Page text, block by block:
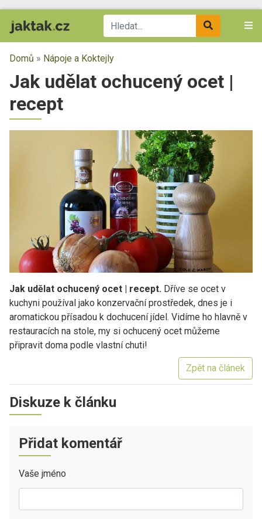
Domů » Nápoje a Koktejly
Jak udělat ochucený ocet |
recept
Jak udělat ochucený ocet | recept. Dříve se ocet v
kuchyni používal jako konzervační prostředek, dnes je i
aromatickou přísadou k dochucení jídel. Vidíme ho hlavně v
restauracích na stole, my si ochucený ocet můžeme
připravit doma podle vlastní chuti!
Zpět na článek
Diskuze k článku
Přidat komentář
Vaše jméno